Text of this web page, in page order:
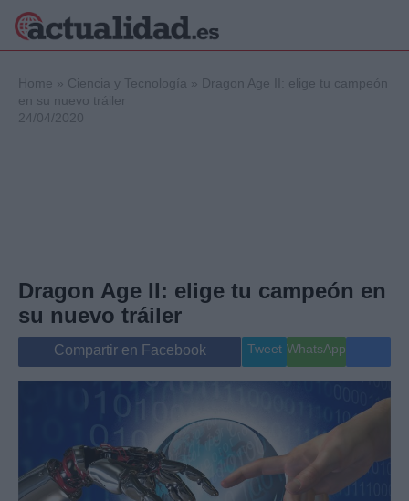
Internacional
Viajes
Musica
Home » Ciencia y Tecnología » Dragon Age II: elige tu campeón
en su nuevo tráiler
24/04/2020
Dragon Age II: elige tu campeón en
su nuevo tráiler
Compartir en Facebook Tweet WhatsApp